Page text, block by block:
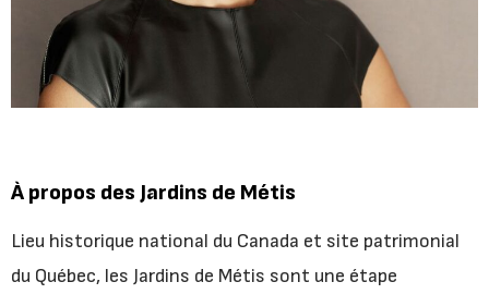
À propos des Jardins de Métis
Lieu historique national du Canada et site patrimonial
du Québec, les Jardins de Métis sont une étape